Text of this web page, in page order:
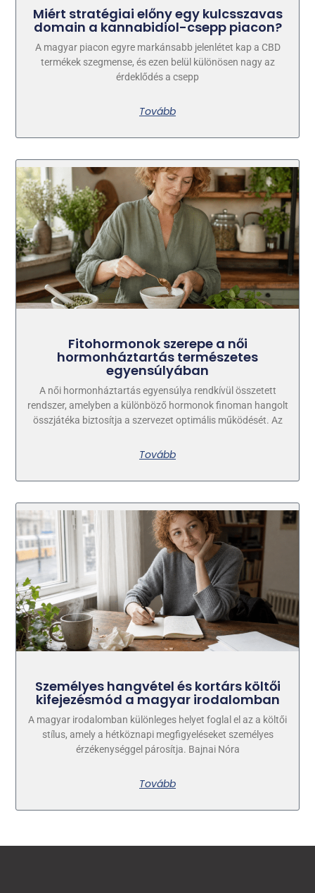
Miért stratégiai előny egy kulcsszavas
domain a kannabidiol-csepp piacon?
A magyar piacon egyre markánsabb jelenlétet kap a CBD
termékek szegmense, és ezen belül különösen nagy az
érdeklődés a csepp
Tovább
Fitohormonok szerepe a női
hormonháztartás természetes
egyensúlyában
A női hormonháztartás egyensúlya rendkívül összetett
rendszer, amelyben a különböző hormonok finoman hangolt
összjátéka biztosítja a szervezet optimális működését. Az
Tovább
Személyes hangvétel és kortárs költői
kifejezésmód a magyar irodalomban
A magyar irodalomban különleges helyet foglal el az a költői
stílus, amely a hétköznapi megfigyeléseket személyes
érzékenységgel párosítja. Bajnai Nóra
Tovább